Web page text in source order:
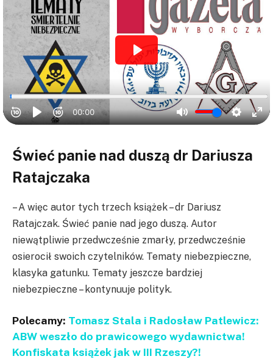
Świeć panie nad duszą dr Dariusza
Ratajczaka
– A więc autor tych trzech książek – dr Dariusz
Ratajczak. Świeć panie nad jego duszą. Autor
niewątpliwie przedwcześnie zmarły, przedwcześnie
osierocił swoich czytelników. Tematy niebezpieczne,
klasyka gatunku. Tematy jeszcze bardziej
niebezpieczne – kontynuuje polityk.
Polecamy: Tomasz Stala i Radosław Patlewicz:
ABW weszło do prawicowego wydawnictwa!
Konfiskata książek jak w III Rzeszy?!